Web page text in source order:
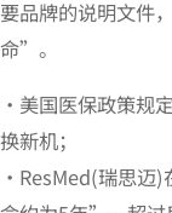
要品牌的说明文件
命”。
・美国医保政策规
换新机；
・ResMed(瑞思